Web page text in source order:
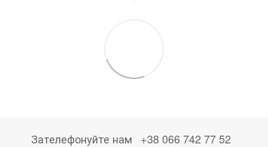
Зателефонуйте нам +38 066 742 77 52